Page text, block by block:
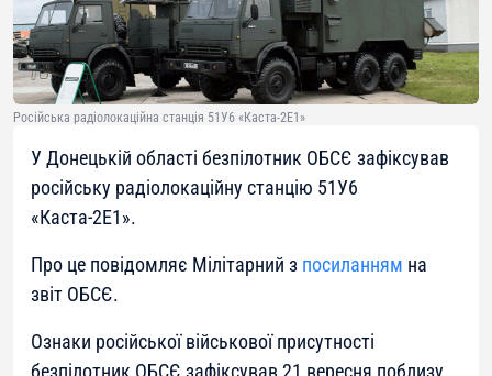
Російська радіолокаційна станція 51У6 «Каста-2Е1»
У Донецькій області безпілотник ОБСЄ зафіксував
російську радіолокаційну станцію 51У6
«Каста-2Е1».
Про це повідомляє Мілітарний з посиланням на
звіт ОБСЄ.
Ознаки російської військової присутності